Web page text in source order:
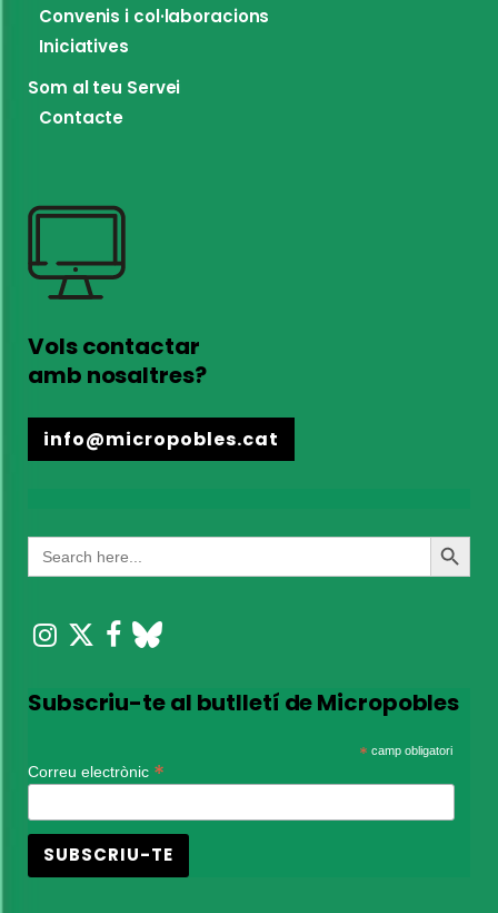
Convenis i col·laboracions
Iniciatives
Som al teu Servei
Contacte
Vols contactar
amb nosaltres?
info@micropobles.cat
Search
for:
Search
Button
Subscriu-te al butlletí de Micropobles
* camp obligatori
Correu electrònic *